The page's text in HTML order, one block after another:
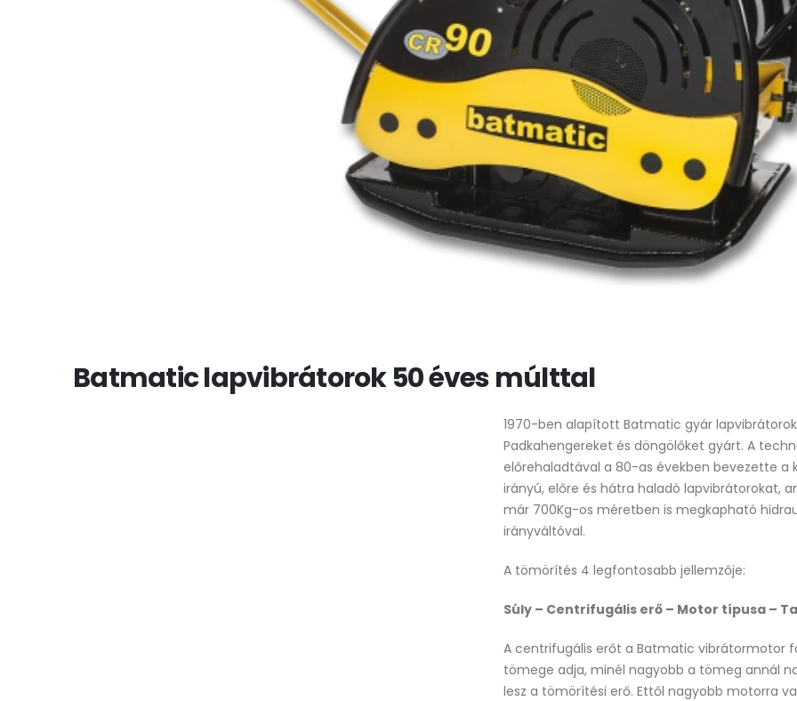
Batmatic lapvibrátorok 50 éves múlttal
1970-ben alapított Batmatic gyár
Padkahengereket és döngölőket gyárt. A
előrehaladtával a 80-as években bevezette a
irányú, előre és hátra haladó lapvibrátorokat,
már 700Kg-os méretben is megkapható
irányváltóval.
A tömörítés 4 legfontosabb jellemzője:
Súly – Centrifugális erő – Motor típusa –
A centrifugális erőt a Batmatic vibrátormotor
tömege adja, minél nagyobb a tömeg annál
lesz a tömörítési erő. Ettől nagyobb motorra